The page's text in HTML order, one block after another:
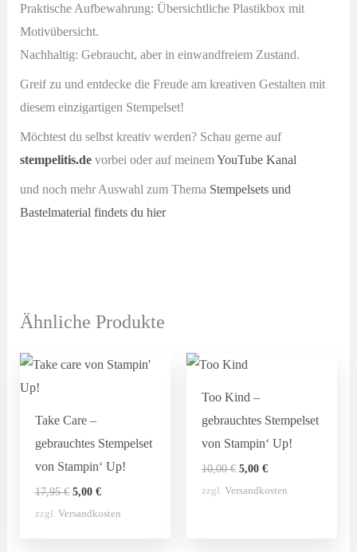
Praktische Aufbewahrung: Übersichtliche Plastikbox mit
Motivübersicht.
Nachhaltig: Gebraucht, aber in einwandfreiem Zustand.
Greif zu und entdecke die Freude am kreativen Gestalten mit
diesem einzigartigen Stempelset!
Möchtest du selbst kreativ werden? Schau gerne auf
stempelitis.devorbei oder auf meinemYouTube Kanal
und noch mehr Auswahl zum Thema Stempelsets und
Bastelmaterial findets du hier
Ähnliche Produkte
Take Care –
gebrauchtes Stempelset
von Stampin‘ Up!
17,95€ Ursprünglicher
war:
5,00 €Aktueller
ist:
zzgl. Versandkosten
Too Kind –
gebrauchtes Stempelset
von Stampin‘ Up!
10,00€ Ursprünglicher
war:
5,00€Aktueller
ist:
zzgl.Versandkosten